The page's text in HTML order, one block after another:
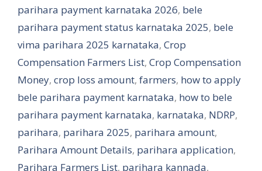
parihara payment karnataka 2026, bele
parihara payment status karnataka 2025, bele
vima parihara 2025 karnataka, Crop
Compensation Farmers List, Crop Compensation
Money, crop loss amount, farmers, how to apply
bele parihara payment karnataka, how to bele
parihara payment karnataka, karnataka, NDRP,
parihara, parihara 2025, parihara amount,
Parihara Amount Details, parihara application,
Parihara Farmers List, parihara kannada,